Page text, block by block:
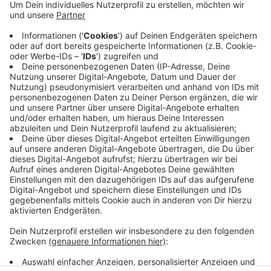
Radio Kiepenkerl Hörerin Nadine empfiehlt Autofahrern
daher den Bereich am besten komplett zu umfahren.
Der Landesbetrieb Straßenbau sagt: Eine Firma
repariert hier gerade kleinere Schäden in der Fahrbahn.
Sie nutzt das gute Wetter aus, um schnell
voranzukommen. Morgen soll die Baustelle hier schon
erledigt sein.
Anzeige
Anzeige